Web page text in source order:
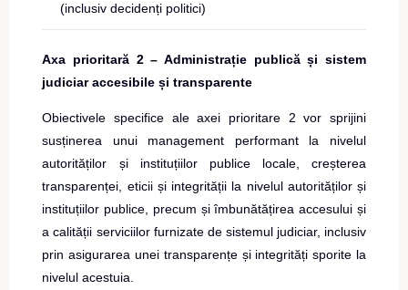
(inclusiv decidenți politici)
Axa prioritară 2 – Administrație publică și sistem
judiciar accesibile și transparente
Obiectivele specifice ale axei prioritare 2 vor sprijini
susținerea unui management performant la nivelul
autorităților și instituțiilor publice locale, creșterea
transparenței, eticii și integrității la nivelul autorităților și
instituțiilor publice, precum și îmbunătățirea accesului și
a calității serviciilor furnizate de sistemul judiciar, inclusiv
prin asigurarea unei transparențe și integrități sporite la
nivelul acestuia.